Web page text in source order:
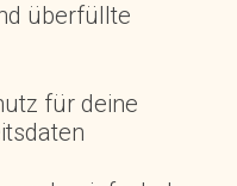
überfüllte
für deine